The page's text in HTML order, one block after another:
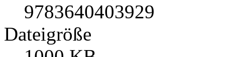
9783640403929
Dateigröße